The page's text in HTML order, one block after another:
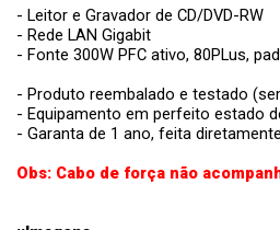
- Leitor e Gravador de CD/DVD-RW
- Rede LAN Gigabit
- Fonte 300W PFC ativo, 80PLus,
- Produto reembalado e testado
- Equipamento em perfeito estado
- Garanta de 1 ano, feita
Obs: Cabo de força não